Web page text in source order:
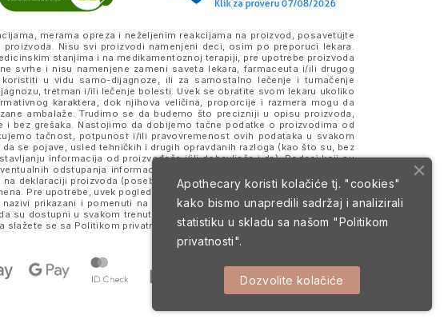
merama opreza i neželjenim reakcijama na proizvod, posavetujte
Nisu svi proizvodi namenjeni deci, osim po preporuci lekara.
stanjima i na medikamentoznoj terapiji, pre upotrebe proizvoda
svrhe i nisu namenjene zameni saveta lekara, farmaceuta i/ili drugog
u vidu samo-dijagnoze, ili za samostalno lečenje i tumačenje
tretman i/ili lečenje bolesti. Uvek se obratite svom lekaru ukoliko
karaktera, dok njihova veličina, proporcije i razmera mogu da
ambalaže. Trudimo se da budemo što precizniji u opisu proizvoda,
bez grešaka. Nastojimo da dobijemo tačne podatke o proizvodima od
tačnost, potpunost i/ili pravovremenost ovih podataka u svakom
se pojave, usled tehničkih i drugih opravdanih razloga (kao što su, bez
informacija od proizvođača i/ili dobavljača i dr.). Podaci koji su
odstupanja informacija, merodavne su one koje se nalaze na
deklaraciji proizvoda (posebno na eventualno prisustvo alergena) i da
Pre upotrebe, uvek pogledajte deklaraciju i pakovanje proizvoda koje
prikazani i pomenuti na sajtu mogu da budu ili jesu zaštitni znaci
dostupni u svakom trenutku. Sve cene su izražene u dinarima (RSD)
slažete se sa Politikom privatnosti iUslovima korišćenja i prodaje.
Apothecary koristi kolačiće tj. "cookies"
kako bismo unapredili sadržaj i analizirali
statistiku u skladu sa našom "Politikom
privatnosti".
Dozvolite kolačiće